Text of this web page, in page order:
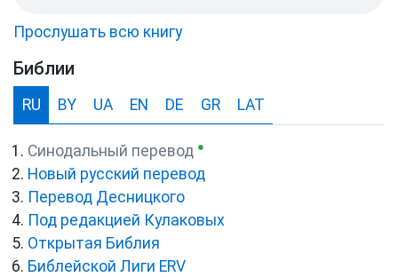
Прослушать всю книгу
Библии
RU BY UA EN DE GR LAT
Синодальный перевод ●
Новый русский перевод
Перевод Десницкого
Под редакцией Кулаковых
Открытая Библия
Библейской Лиги ERV